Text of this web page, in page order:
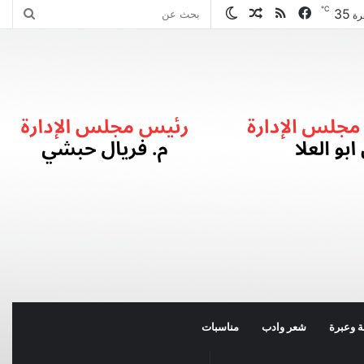
الوضع مقال ملخص
فيسبوك 35
℃
وعبرة شعر وادب مناسبات